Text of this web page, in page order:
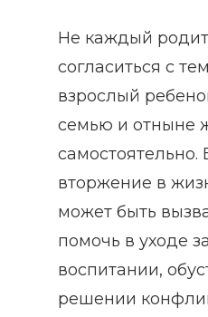
Не каждый
согласиться с
взрослый
семью и отныне
вторжение в
может быть
помочь в уходе
воспитании,
решении